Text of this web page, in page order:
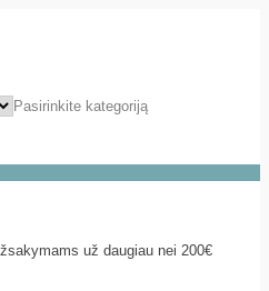
Pasirinkite kategoriją
už daugiau nei 200€